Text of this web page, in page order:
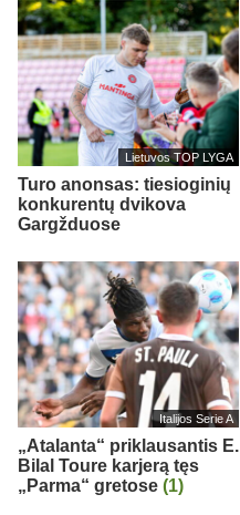
Lietuvos TOP LYGA
Turo anonsas: tiesioginių
konkurentų dvikova
Gargžduose
Italijos Serie A
„Atalanta“ priklausantis E.
Bilal Toure karjerą tęs
„Parma“ gretose (1)